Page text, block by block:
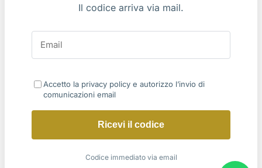
Il codice arriva via mail.
Accetto la privacy policy e autorizzo l’invio di
comunicazioni email
Ricevi il codice
Codice immediato via email